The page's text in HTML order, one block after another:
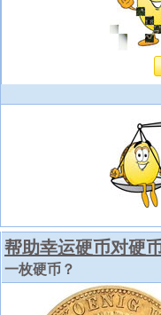
帮助幸运硬币对硬
一枚硬币？